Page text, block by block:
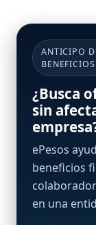
ANTICIPO
¿Busca
sin
ePesos
beneficios
en una